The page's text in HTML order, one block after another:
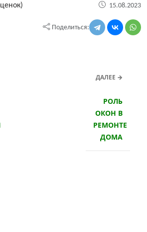
15.08.2023
Поделиться:
ДАЛЕЕ →
РОЛЬ
ОКОН В
РЕМОНТЕ
ДОМА